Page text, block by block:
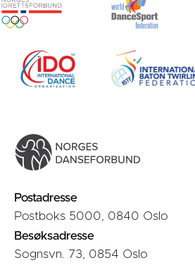
Postadresse
Postboks 5000, 0840 Oslo
Besøksadresse
Sognsvn. 73, 0854 Oslo